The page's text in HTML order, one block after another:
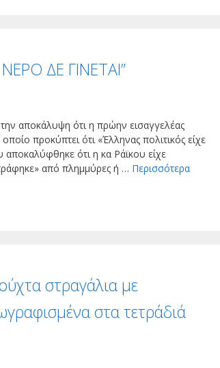
ΔΕ ΓΙΝΕΤΑΙ”
αποκάλυψη ότι η πρώην εισαγγελέας
προκύπτει ότι «Έλληνας πολιτικός είχε
ότι η κα Ράϊκου είχε
από πλημμύρες ή … Περισσότερα
στραγάλια με
στα τετράδιά